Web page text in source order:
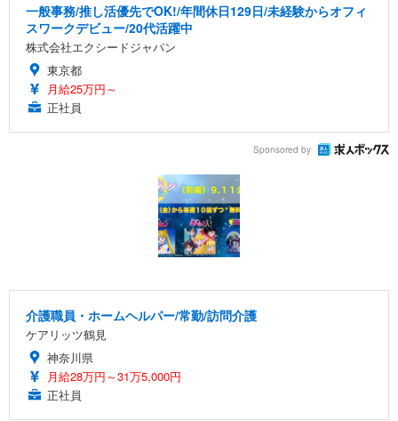
一般事務/推し活優先でOK!/年間休日129日/未経験からオフィ
スワークデビュー/20代活躍中
株式会社エクシードジャパン
東京都
月給25万円～
正社員
Sponsored by
介護職員・ホームヘルパー/常勤/訪問介護
ケアリッツ鶴見
神奈川県
月給28万円～31万5,000円
正社員